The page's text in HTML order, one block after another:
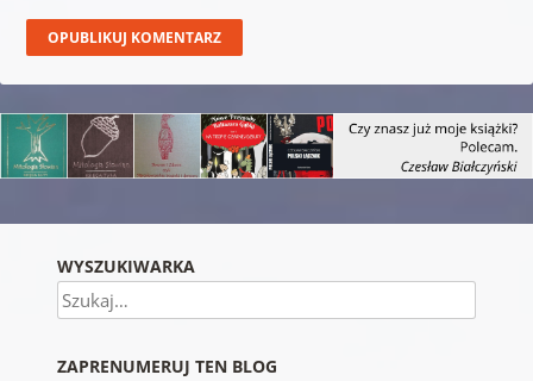
WYSZUKIWARKA
Szukaj
ZAPRENUMERUJ TEN BLOG